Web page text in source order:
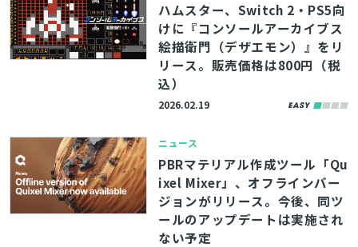
ハムスター、Switch 2・PS5向
けに『コンソールアーカイブス
絵描衛門（デザエモン）』をリ
リース。販売価格は800円（税
込）
2026.02.19
ニュース
PBRマテリアル作成ツール「Qu
ixel Mixer」、オフラインバー
ジョンがリリース。今後、同ツ
ールのアップデートは実施され
ない予定